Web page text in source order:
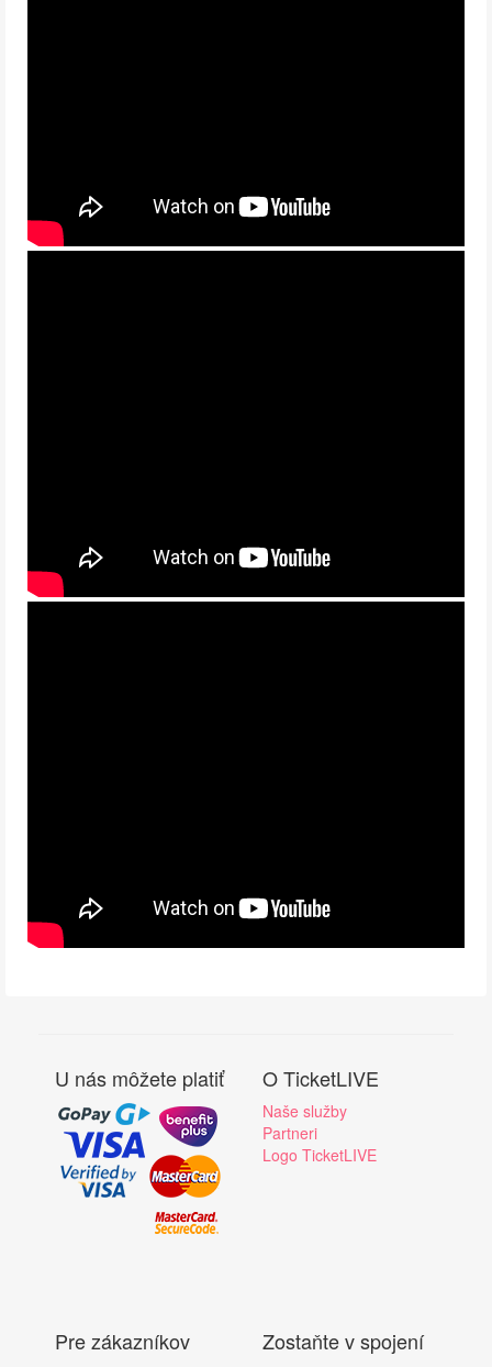
U nás môžete platiť O TicketLIVE
Naše služby
Partneri
Logo TicketLIVE
Pre zákazníkov Zostaňte v spojení